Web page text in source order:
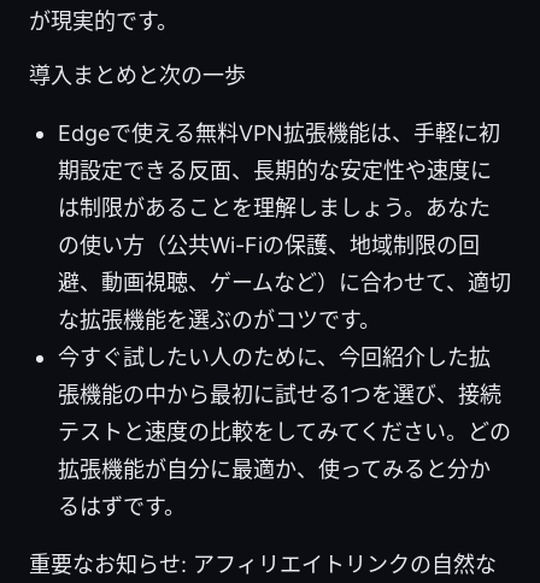
が現実的です。
導入まとめと次の一歩
Edgeで使える無料VPN拡張機能は、手軽に初
期設定できる反面、長期的な安定性や速度に
は制限があることを理解しましょう。あなた
の使い方（公共Wi-Fiの保護、地域制限の回
避、動画視聴、ゲームなど）に合わせて、適切
な拡張機能を選ぶのがコツです。
今すぐ試したい人のために、今回紹介した拡
張機能の中から最初に試せる1つを選び、接続
テストと速度の比較をしてみてください。どの
拡張機能が自分に最適か、使ってみると分か
るはずです。
重要なお知らせ: アフィリエイトリンクの自然な